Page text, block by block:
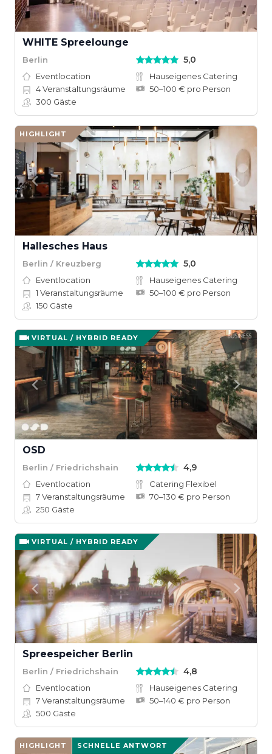
WHITE Spreelounge
Berlin 5,0
Eventlocation
Hauseigenes Catering
4Veranstaltungsräume
50–100 € pro Person
300 Gäste
HIGHLIGHT
Hallesches Haus
Berlin / Kreuzberg 5,0
Eventlocation
Hauseigenes Catering
1 Veranstaltungsräume
50–100 € pro Person
150 Gäste
VIRTUAL / HYBRID READY
OSD
Berlin / Friedrichshain 4,9
Eventlocation
Catering Flexibel
7Veranstaltungsräume
70–130 € pro Person
250 Gäste
VIRTUAL / HYBRID READY
Spreespeicher Berlin
Berlin / Friedrichshain 4,8
Eventlocation
Hauseigenes Catering
7Veranstaltungsräume
50–140 € pro Person
500 Gäste
HIGHLIGHT SCHNELLE ANTWORT